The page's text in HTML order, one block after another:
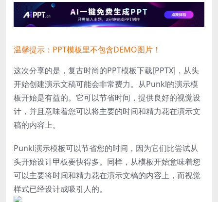
温馨提示：PPT模板里不包含DEMO图片！
这次分享的是，复古时尚的PPT模板下载[PPTX]，从头
开始创建演示文稿可能会非常费力。从Punkl的演示模
板开始是有益的。它可以节省时间，提供良好的视觉设
计，并且意味着您可以将主要的时间和精力花在演示文
稿的内容上。
Punkl演示模板可以节省您的时间，因为它们比尝试从
头开始设计甲板要快得多。同样，从模板开始意味着您
可以主要将时间和精力花在演示文稿的内容上，而视觉
样式已经设计成吸引人的。